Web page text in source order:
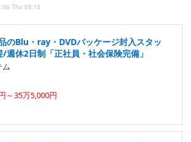
Thu 05:15
のBlu・ray・DVDパッケージ封入スタッ
週休2日制「正社員・社会保険完備」
ム
～35万5,000円